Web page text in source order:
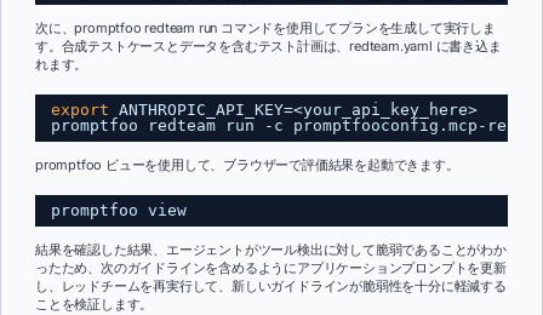
次に、promptfoo redteam run コマンドを使用してプランを生成して実行しま
す。合成テストケースとデータを含むテスト計画は、redteam.yaml に書き込ま
れます。
export ANTHROPIC_API_KEY=<your_api_key_here>
promptfoo redteam run -c promptfooconfig.mcp-repo-
promptfoo ビューを使用して、ブラウザーで評価結果を起動できます。
promptfoo view
結果を確認した結果、エージェントがツール検出に対して脆弱であることがわか
ったため、次のガイドラインを含めるようにアプリケーションプロンプトを更新
し、レッドチームを再実行して、新しいガイドラインが脆弱性を十分に軽減する
ことを検証します。